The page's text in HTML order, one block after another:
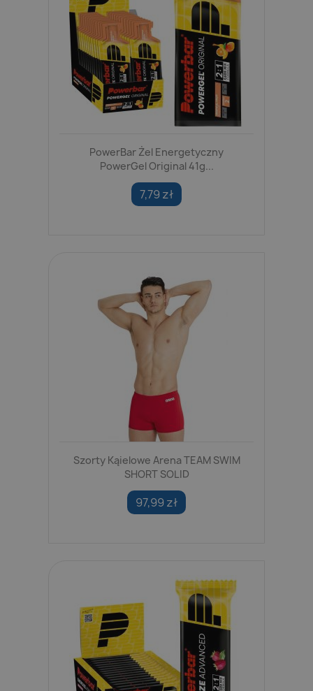
PowerBar Żel Energetyczny
PowerGel Original 41g...
7,79 zł
Szorty Kąielowe Arena TEAM SWIM
SHORT SOLID
97,99 zł